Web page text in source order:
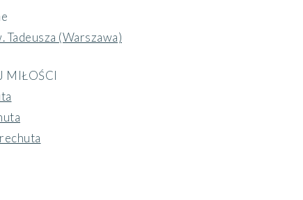
Tadeusza (Warszawa)
MIŁOŚCI